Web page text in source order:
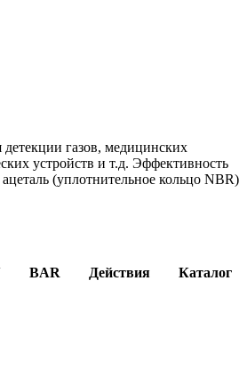
газов, медицинских
устройств и т.д. Эффективность
(уплотнительное кольцо
BAR Действия Каталог